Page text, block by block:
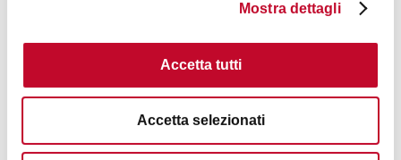
Mostra dettagli
Accetta tutti
Accetta selezionati